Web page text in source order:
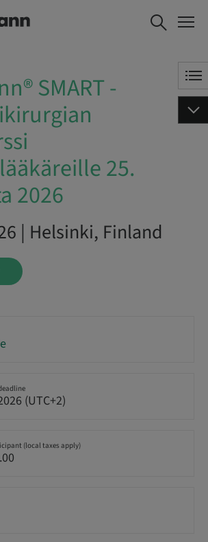
-
peruskurssi
BOOK NOW
SMART -
25.
2026
| Helsinki, Finland
(UTC+2)
(local taxes apply)